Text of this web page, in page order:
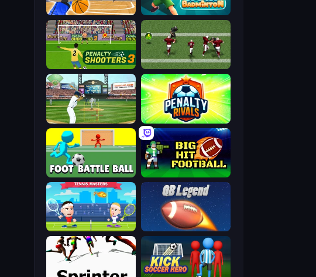
Smash Badminton
Unmatched Basketball
Return Man 2
Penalty Shooters 3
Penalty Rivals
Baseball
Big Hit Football
Foot Battle Ball
2 Minute Football QB Legend
Tennis Masters